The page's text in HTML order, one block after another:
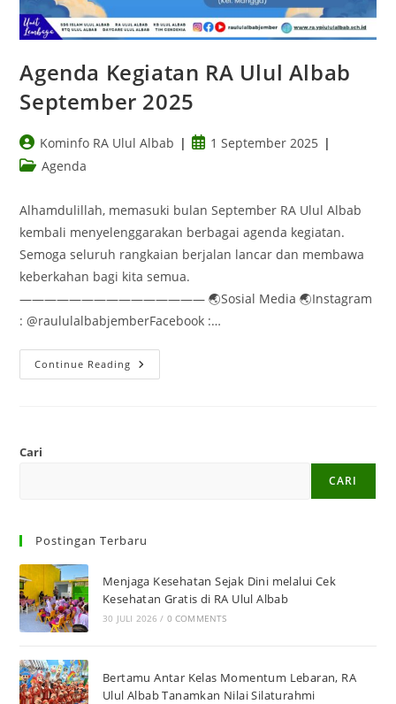
Agenda Kegiatan RA Ulul Albab
September 2025
Kominfo RA Ulul Albab
1 September 2025
Agenda
Alhamdulillah, memasuki bulan September RA Ulul Albab
kembali menyelenggarakan berbagai agenda kegiatan.
Semoga seluruh rangkaian berjalan lancar dan membawa
keberkahan bagi kita semua.
——————————————— 🌏Sosial Media 🌏Instagram
: @raululalbabjemberFacebook :…
Continue Reading
Cari
CARI
Postingan Terbaru
Menjaga Kesehatan Sejak Dini melalui Cek
Kesehatan Gratis di RA Ulul Albab
30 JULI 2026 / 0 COMMENTS
Bertamu Antar Kelas Momentum Lebaran, RA
Ulul Albab Tanamkan Nilai Silaturahmi